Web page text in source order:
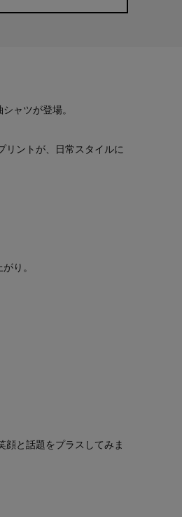
ャツが登場。
リントが、日常スタイルに
り。
顔と話題をプラスしてみま